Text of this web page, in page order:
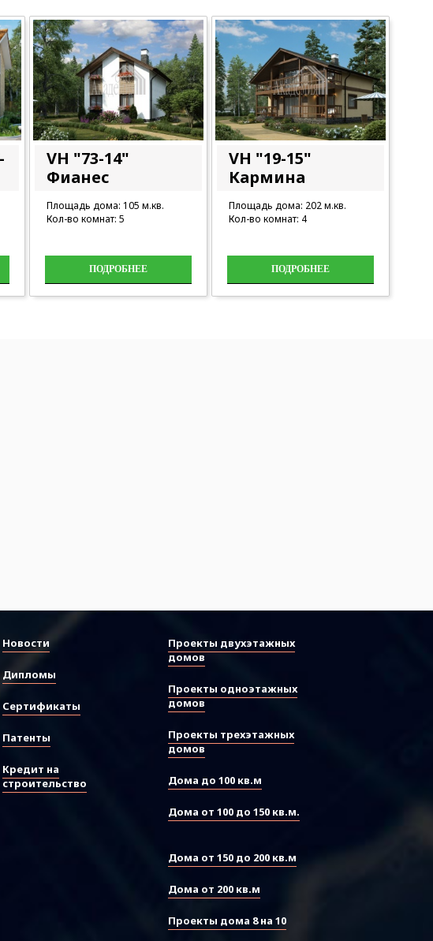
VH "73-14"
Фианес
Площадь дома: 105 м.кв.
Кол-во комнат: 5
ПОДРОБНЕЕ
VH "19-15"
Кармина
Площадь дома: 202 м.кв.
Кол-во комнат: 4
ПОДРОБНЕЕ
Новости
Дипломы
Сертификаты
Патенты
Кредит на
строительство
Проекты двухэтажных
домов
Проекты одноэтажных
домов
Проекты трехэтажных
домов
Дома до 100 кв.м
Дома от 100 до 150 кв.м.
Дома от 150 до 200 кв.м
Дома от 200 кв.м
Проекты дома 8 на 10